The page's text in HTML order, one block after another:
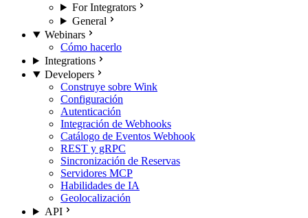
For Integrators
General
Webinars
Cómo hacerlo
Integrations
Developers
Construye sobre Wink
Configuración
Autenticación
Integración de Webhooks
Catálogo de Eventos Webhook
REST y gRPC
Sincronización de Reservas
Servidores MCP
Habilidades de IA
Geolocalización
API